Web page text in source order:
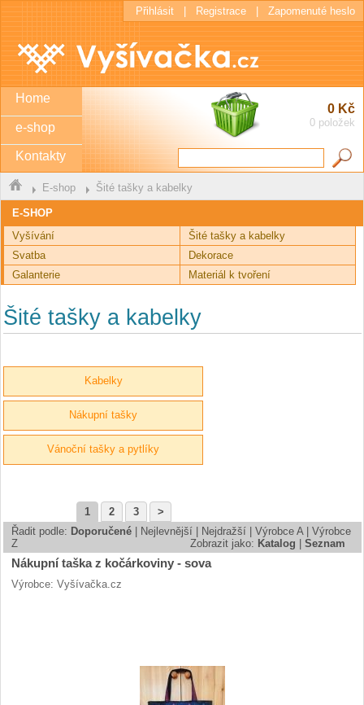
0 Kč
0 položek
Přihlásit Registrace Zapomenuté heslo
Home
e-shop
Kontakty
E-shop Šité tašky a kabelky
E-SHOP
Vyšívání
Šité tašky a kabelky
Svatba
Dekorace
Galanterie
Materiál k tvoření
Šité tašky a kabelky
Kabelky
Nákupní tašky
Vánoční tašky a pytlíky
1 2 3
>
Řadit podle: Doporučené Nejlevnější Nejdražší Výrobce A| Výrobce
Z
Zobrazit jako: Katalog Seznam
Nákupní taška z kočárkoviny - sova
Výrobce: Vyšívačka.cz